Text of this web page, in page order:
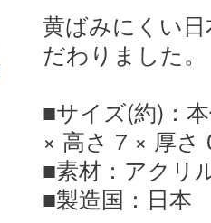
黄ばみにくい
だわりました。
■サイズ(約)：
× 高さ 7 × 厚さ
■素材：アクリ
■製造国：日本